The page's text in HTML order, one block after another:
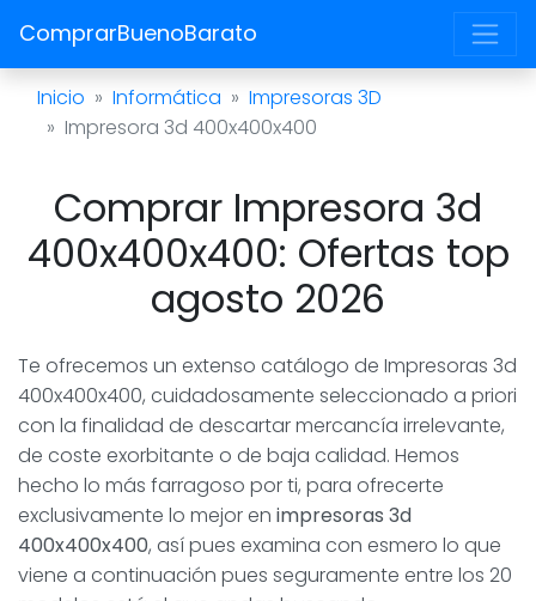
ComprarBuenoBarato
Inicio Informática
Impresoras 3D
Impresora 3d 400x400x400
Comprar Impresora 3d
400x400x400: Ofertas top
agosto 2026
Te ofrecemos un extenso catálogo de Impresoras 3d
400x400x400, cuidadosamente seleccionado a priori
con la finalidad de descartar mercancía irrelevante,
de coste exorbitante o de baja calidad. Hemos
hecho lo más farragoso por ti, para ofrecerte
exclusivamente lo mejor en impresoras 3d
400x400x400, así pues examina con esmero lo que
viene a continuación pues seguramente entre los 20